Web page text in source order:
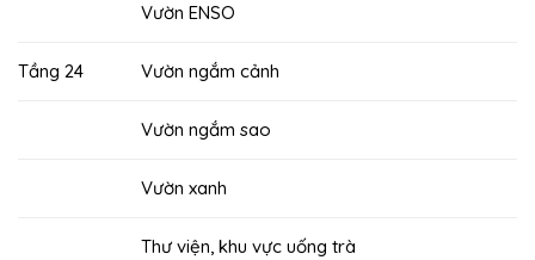
Vườn ENSO
Tầng 24 Vườn ngắm cảnh
Vườn ngắm sao
Vườn xanh
Thư viện, khu vực uống trà